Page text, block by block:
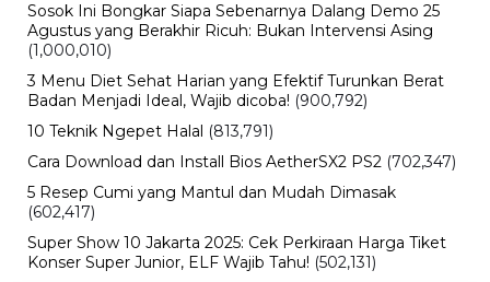
Sosok Ini Bongkar Siapa Sebenarnya Dalang Demo 25
Agustus yang Berakhir Ricuh: Bukan Intervensi Asing
(1,000,010)
3 Menu Diet Sehat Harian yang Efektif Turunkan Berat
Badan Menjadi Ideal, Wajib dicoba! (900,792)
10 Teknik Ngepet Halal (813,791)
Cara Download dan Install Bios AetherSX2 PS2 (702,347)
5 Resep Cumi yang Mantul dan Mudah Dimasak
(602,417)
Super Show 10 Jakarta 2025: Cek Perkiraan Harga Tiket
Konser Super Junior, ELF Wajib Tahu! (502,131)